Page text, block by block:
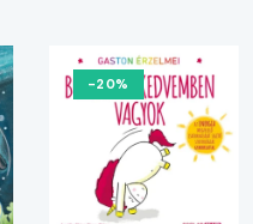
-20%